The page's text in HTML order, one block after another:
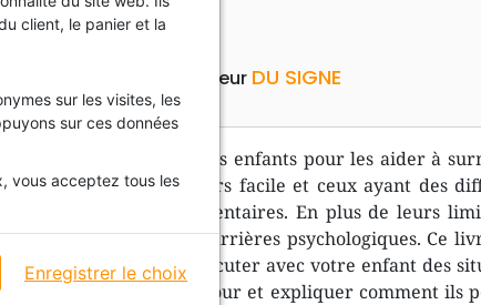
IMPOSSIBLE
Editeur DU SIGNE
produit
! Un guide à l’usage des enfants pour les aider à
enfant n’est pas toujours facile et ceux ayant des
des difficultés supplémentaires. En plus de leurs
sont confrontés à des barrières psychologiques. Ce
des conseils pour discuter avec votre enfant des
faire face chaque jour et expliquer comment ils
client, le panier et la
sur les visites, les
sur ces données
vous acceptez tous les
Enregistrer le choix